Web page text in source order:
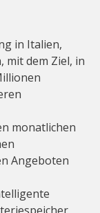
in Italien,
mit dem Ziel, in
monatlichen
Angeboten